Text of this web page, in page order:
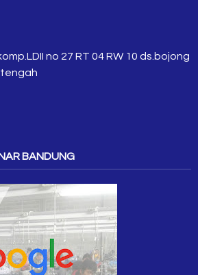
no 27 RT 04 RW 10 ds.bojong
BANDUNG